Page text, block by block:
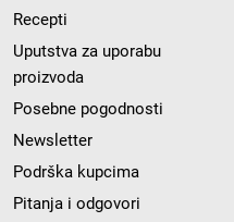
Recepti
Uputstva za uporabu
proizvoda
Posebne pogodnosti
Newsletter
Podrška kupcima
Pitanja i odgovori